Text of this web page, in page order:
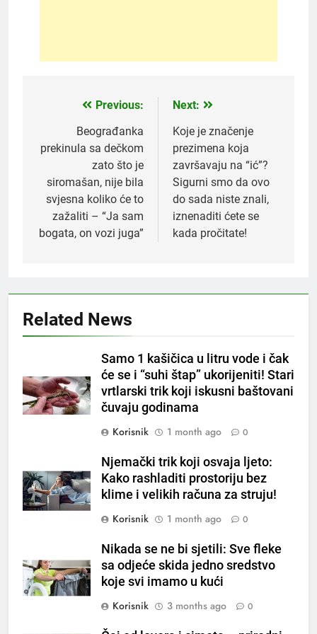
navigation
Previous:
Beograđanka
prekinula sa dečkom
zato što je
siromašan, nije bila
svjesna koliko će to
zažaliti – “Ja sam
bogata, on vozi juga”
Next:
Koje je značenje
prezimena koja
završavaju na “ić”?
Sigurni smo da ovo
do sada niste znali,
iznenaditi ćete se
kada pročitate!
Related News
Samo 1 kašičica u litru vode i čak
će se i “suhi štap” ukorijeniti! Stari
vrtlarski trik koji iskusni baštovani
čuvaju godinama
Korisnik
1 month ago 0
Njemački trik koji osvaja ljeto:
Kako rashladiti prostoriju bez
klime i velikih računa za struju!
Korisnik
1 month ago 0
Nikada se ne bi sjetili: Sve fleke
sa odjeće skida jedno sredstvo
koje svi imamo u kući
Korisnik
3 months ago 0
Čaj od lovora i cimeta – prirodni
napitak za svakodnevnu rutinu
OSTALO
ČISTAČ JETRE: Uzmite gutljaj
na prazan stomak i crijeva će
raditi kao sat, zaboravit ćete na
OSTALO
Tračevi su njihova glavna
preokupacija: Ljudi rođeni u ova
tri znaka najviše vole ogovarati
OSTALO